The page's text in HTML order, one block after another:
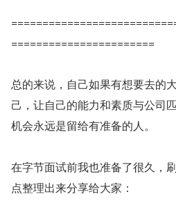
=======================
总的来说，自己如果有想要去的
己，让自己的能力和素质与公司
机会永远是留给有准备的人。
在字节面试前我也准备了很久，
点整理出来分享给大家：